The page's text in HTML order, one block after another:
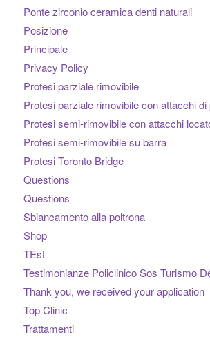
Ponte zirconio ceramica denti naturali
Posizione
Principale
Privacy Policy
Protesi parziale rimovibile
Protesi parziale rimovibile con attacchi di
Protesi semi-rimovibile con attacchi
Protesi semi-rimovibile su barra
Protesi Toronto Bridge
Questions
Questions
Sbiancamento alla poltrona
Shop
TEst
Testimonianze Policlinico Sos Turismo
Thank you, we received your application
Top Clinic
Trattamenti